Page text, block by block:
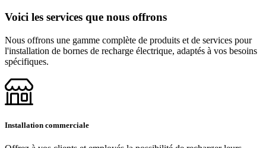
Voici les services que nous offrons
Nous offrons une gamme complète de produits et de services pour
l'installation de bornes de recharge électrique, adaptés à vos besoins
spécifiques.
Installation commerciale